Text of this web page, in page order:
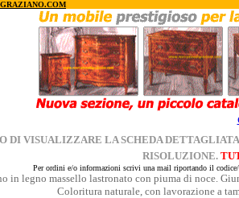
DI VISUALIZZARE LA SCHEDA
RISOLUZIONE.
Per ordini e/o informazioni scrivi una mail riportando il
legno massello lastronato con piuma di noce.
Coloritura naturale, con lavorazione a